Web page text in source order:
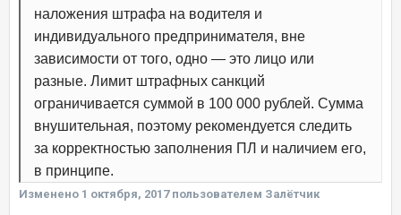
наложения штрафа на водителя и
индивидуального предпринимателя, вне
зависимости от того, одно — это лицо или
разные. Лимит штрафных санкций
ограничивается суммой в 100 000 рублей. Сумма
внушительная, поэтому рекомендуется следить
за корректностью заполнения ПЛ и наличием его,
в принципе.
Изменено 1 октября, 2017пользователем Залётчик